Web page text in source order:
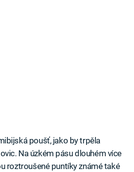
poušť, jako by trpěla
Na úzkém pásu dlouhém více
roztroušené puntíky známé také